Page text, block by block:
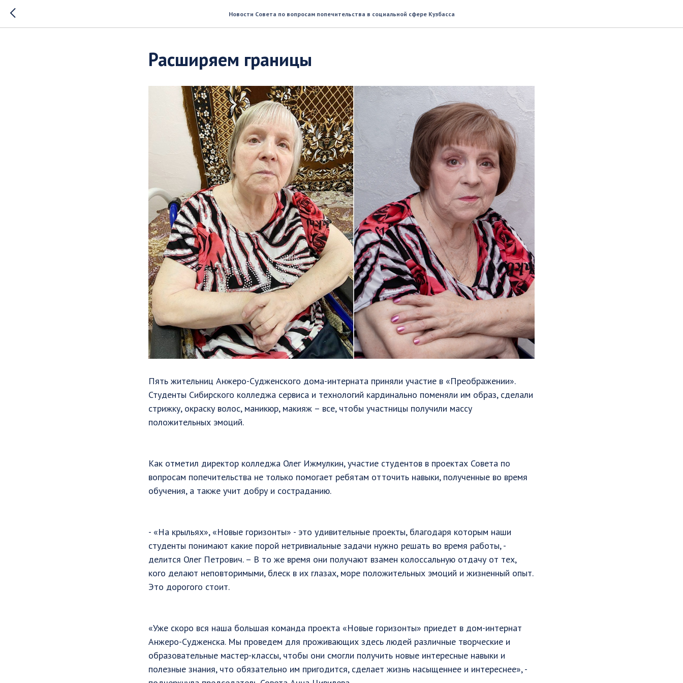
Новости Совета по вопросам попечительства в социальной сфере Кузбасса
Расширяем границы
Пять жительниц Анжеро-Судженского дома-интерната приняли участие в «Преображении».
Студенты Сибирского колледжа сервиса и технологий кардинально поменяли им образ, сделали
стрижку, окраску волос, маникюр, макияж – все, чтобы участницы получили массу
положительных эмоций.
Как отметил директор колледжа Олег Ижмулкин, участие студентов в проектах Совета по
вопросам попечительства не только помогает ребятам отточить навыки, полученные во время
обучения, а также учит добру и состраданию.
- «На крыльях», «Новые горизонты» - это удивительные проекты, благодаря которым наши
студенты понимают какие порой нетривиальные задачи нужно решать во время работы, -
делится Олег Петрович. – В то же время они получают взамен колоссальную отдачу от тех,
кого делают неповторимыми, блеск в их глазах, море положительных эмоций и жизненный опыт.
Это дорогого стоит.
«Уже скоро вся наша большая команда проекта «Новые горизонты» приедет в дом-интернат
Анжеро-Судженска. Мы проведем для проживающих здесь людей различные творческие и
образовательные мастер-классы, чтобы они смогли получить новые интересные навыки и
полезные знания, что обязательно им пригодится, сделает жизнь насыщеннее и интереснее», -